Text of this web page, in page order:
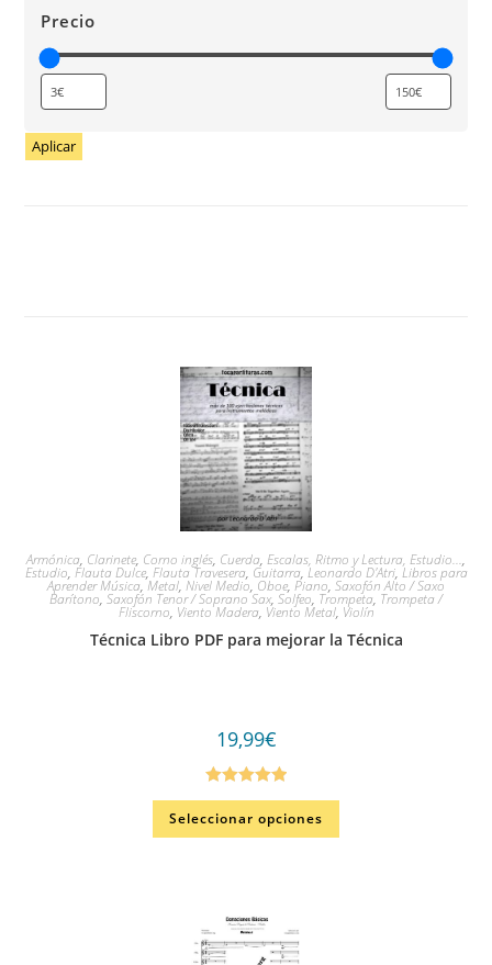
Precio
Aplicar
Armónica, Clarinete, Corno inglés, Cuerda, Escalas, Ritmo y Lectura, Estudio...,
Estudio, Flauta Dulce, Flauta Travesera, Guitarra, Leonardo D'Atri, Libros para
Aprender Música,Metal, Nivel Medio, Oboe, Piano, Saxofón Alto / Saxo
Barítono, Saxofón Tenor / Soprano Sax, Solfeo, Trompeta, Trompeta /
Fliscorno, Viento Madera, Viento Metal, Violín
Técnica Libro PDF para mejorar la Técnica
19,99€
Valorado en
5.00de 5
Seleccionar opciones